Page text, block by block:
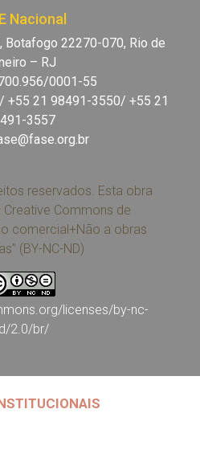
Nacional
Botafogo 22270-070, Rio de
– RJ
0001-55
+55 21 98491-3550/ +55 21
3557
reservados. Esta obra
Commons de
comercial+Não a obras
(BY-NC-ND)
licenses/by-nc-
2.0/br/